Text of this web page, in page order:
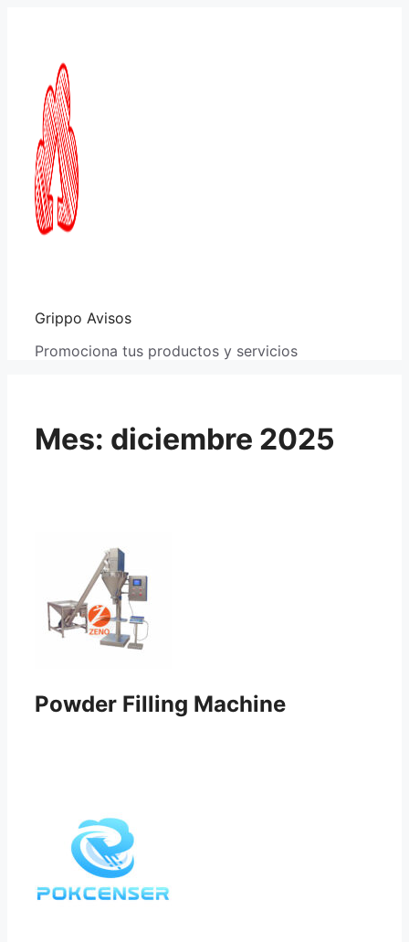
Grippo Avisos
Promociona tus productos y servicios
Mes: diciembre 2025
Powder Filling Machine